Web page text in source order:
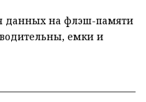
данных на флэш-памяти
емки и